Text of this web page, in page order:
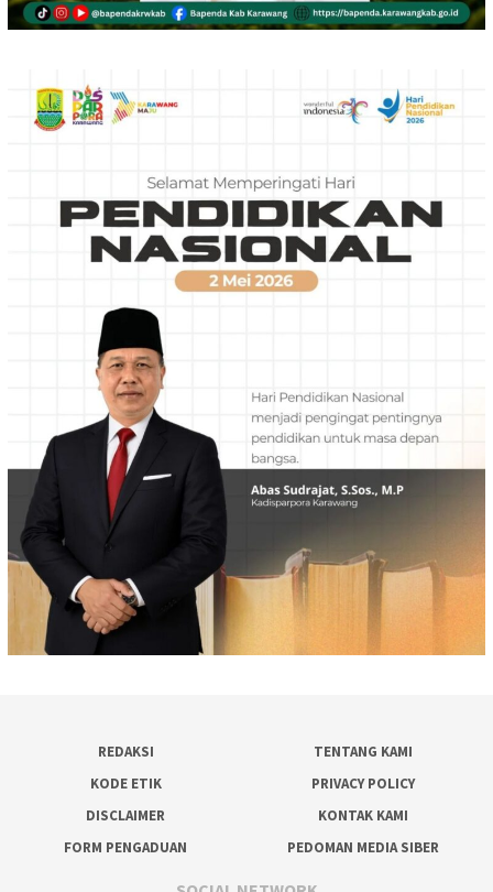
REDAKSI
TENTANG KAMI
KODE ETIK
PRIVACY POLICY
DISCLAIMER
KONTAK KAMI
FORM PENGADUAN
PEDOMAN MEDIA SIBER